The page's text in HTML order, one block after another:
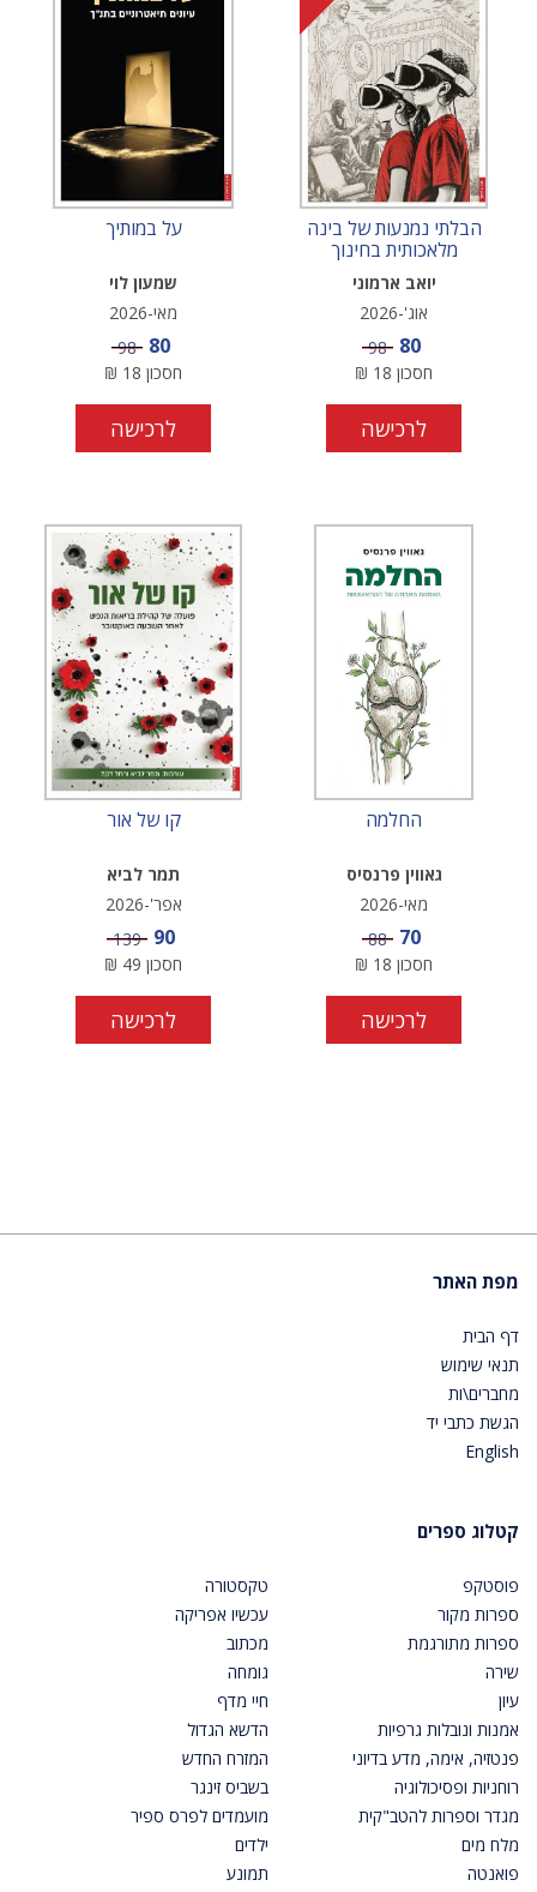
הבלתי נמנעות של בינה
מלאכותית בחינוך
יואב ארמוני
אוג'-2026
מחיר מבצע
80 מחיר
98
חסכון 18
₪
לרכישה
על במותיך
שמעון לוי
מאי-2026
מחיר מבצע
80 מחיר
98
חסכון 18
₪
לרכישה
החלמה
גאווין פרנסיס
מאי-2026
מחיר מבצע
70 מחיר
88
חסכון 18
₪
לרכישה
קו של אור
תמר לביא
אפר'-2026
מחיר מבצע
90 מחיר
139
חסכון 49
₪
לרכישה
מפת האתר
דף הבית
תנאי שימוש
מחברים\ות
הגשת כתבי יד
English
קטלוג ספרים
פוסטקפ
ספרות מקור
ספרות מתורגמת
שירה
עיון
אמנות ונובלות גרפיות
פנטזיה, אימה, מדע בדיוני
רוחניות ופסיכולוגיה
מגדר וספרות להטב"קית
מלח מים
פואנטה
טקסטורה
עכשיו אפריקה
מכתוב
גומחה
חיי מדף
הדשא הגדול
המזרח החדש
בשביס זינגר
מועמדים לפרס ספיר
ילדים
תמונע